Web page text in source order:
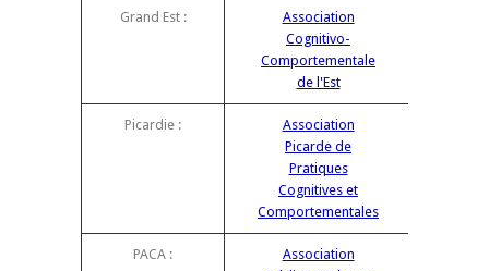
Grand Est :
Association
Cognitivo-
Comportementale
de l'Est
Picardie :
Association
Picarde de
Pratiques
Cognitives et
Comportementales
PACA :
Association